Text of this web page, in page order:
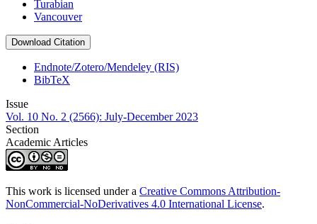
Turabian
Vancouver
Download Citation
Endnote/Zotero/Mendeley (RIS)
BibTeX
Issue
Vol. 10 No. 2 (2566): July-December 2023
Section
Academic Articles
This work is licensed under a Creative Commons Attribution-
NonCommercial-NoDerivatives 4.0 International License.